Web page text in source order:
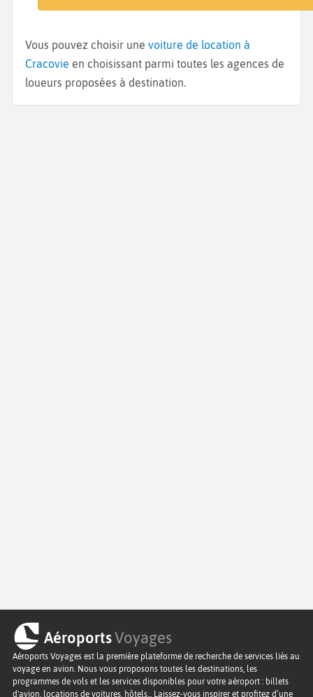
Vous pouvez choisir une voiture de location à
Cracovie en choisissant parmi toutes les agences de
loueurs proposées à destination.
AéroportsVoyages
Aéroports Voyages est la première plateforme de recherche de services liés au
voyage en avion. Nous vous proposons toutes les destinations, les
programmes de vols et les services disponibles pour votre aéroport : billets
d'avion, locations de voitures, hôtels... Laissez-vous inspirer et profitez d’une